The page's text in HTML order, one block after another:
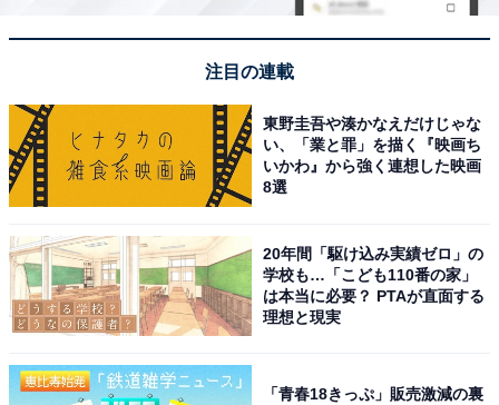
具体的には、上記に加えて以下の特典が利用できます。
Amazonが提供する動画配信サービス。プライム会員向
けの映画やドラマ、オリジナルコンテンツが視聴可能で
す。
「Netflixにはなかったけど、Prime Videoにはある」とい
ったケースもあります。配信サービスによって視聴可能
なラインアップが異なるので、ほかの配信サービスにす
でに加入していても楽しめるのではないでしょうか。
Prime Music
注目の連載
東野圭吾や湊かなえだけじゃな
い、「業と罪」を描く『映画ち
いかわ』から強く連想した映画
8選
20年間「駆け込み実績ゼロ」の
学校も…「こども110番の家」
は本当に必要？ PTAが直面する
理想と現実
「青春18きっぷ」販売激減の裏